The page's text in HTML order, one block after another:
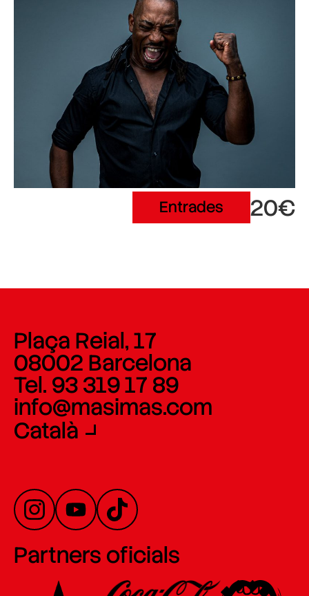
Entrades 20€
Plaça Reial, 17
08002 Barcelona
Tel. 93 319 17 89
info@masimas.com
Català
Partners oficials